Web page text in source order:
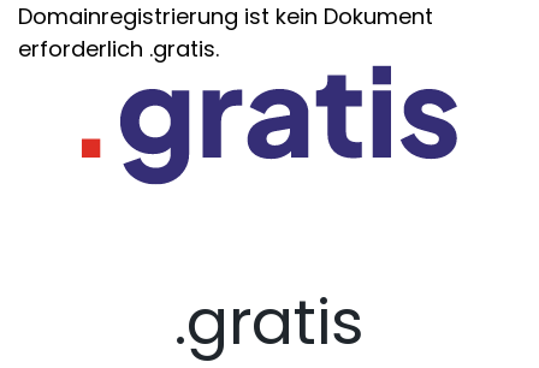
Domainregistrierung ist kein Dokument
erforderlich .gratis.
.gratis